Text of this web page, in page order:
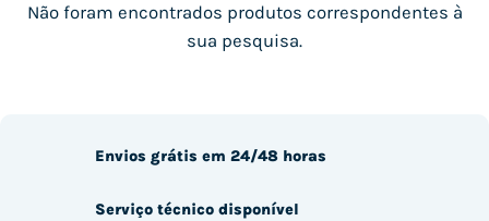
Não foram encontrados produtos correspondentes à
sua pesquisa.
Envios grátis em 24/48 horas
Serviço técnico disponível